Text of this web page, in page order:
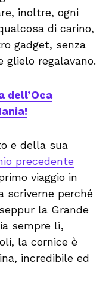
inoltre, ogni
di carino,
gadget, senza
glielo regalavano.
dell’Oca
e della sua
precedente
viaggio in
scriverne perché
la Grande
sempre lì,
la cornice è
incredibile ed